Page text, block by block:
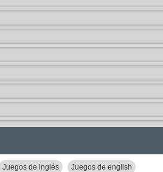
Juegos de inglés Juegos de english